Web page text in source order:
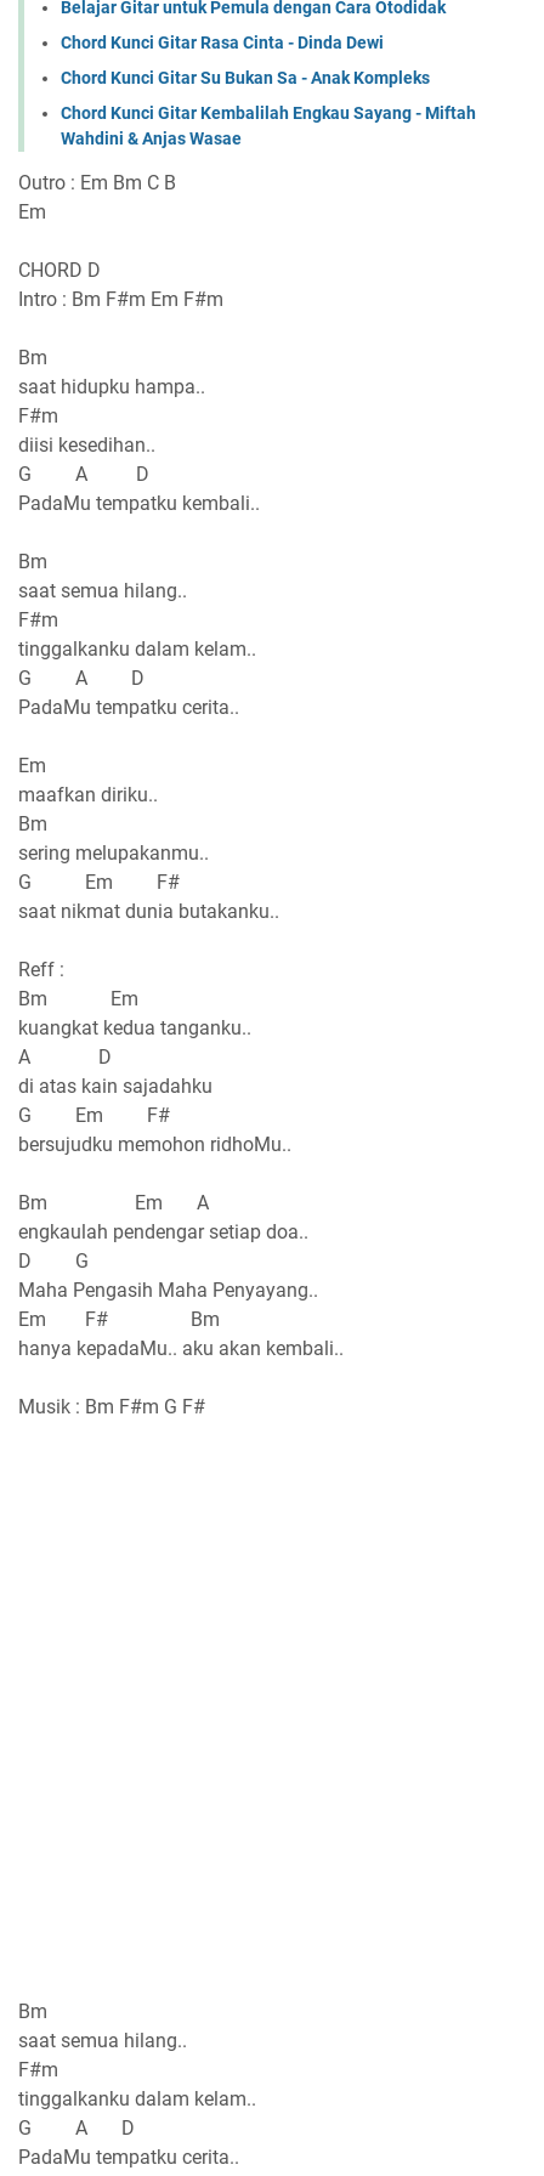
Belajar Gitar untuk Pemula dengan Cara Otodidak
Chord Kunci Gitar Rasa Cinta - Dinda Dewi
Chord Kunci Gitar Su Bukan Sa - Anak Kompleks
Chord Kunci Gitar Kembalilah Engkau Sayang - Miftah
Wahdini & Anjas Wasae
Outro : Em Bm C B
Em
CHORD D
Intro : Bm F#m Em F#m
Bm
saat hidupku hampa..
F#m
diisi kesedihan..
G A D
PadaMu tempatku kembali..
Bm
saat semua hilang..
F#m
tinggalkanku dalam kelam..
G A D
PadaMu tempatku cerita..
Em
maafkan diriku..
Bm
sering melupakanmu..
G Em F#
saat nikmat dunia butakanku..
Reff :
Bm Em
kuangkat kedua tanganku..
A D
di atas kain sajadahku
G Em F#
bersujudku memohon ridhoMu..
Bm Em A
engkaulah pendengar setiap doa..
D G
Maha Pengasih Maha Penyayang..
Em F# Bm
hanya kepadaMu.. aku akan kembali..
Musik : Bm F#m G F#
Bm
saat semua hilang..
F#m
tinggalkanku dalam kelam..
G A D
PadaMu tempatku cerita..